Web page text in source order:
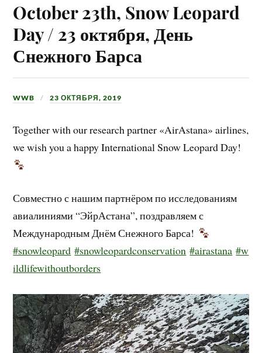
October 23th, Snow Leopard
Day / 23 октября, День
Снежного Барса
WWB 23 ОКТЯБРЯ, 2019
Together with our research partner «AirAstana» airlines,
we wish you a happy International Snow Leopard Day!
Совместно с нашим партнёром по исследованиям
авиалиниями “ЭйрАстана”, поздравляем с
Международным Днём Снежного Барса!
#snowleopard #snowleopardconservation #airastana #w
ildlifewithoutborders